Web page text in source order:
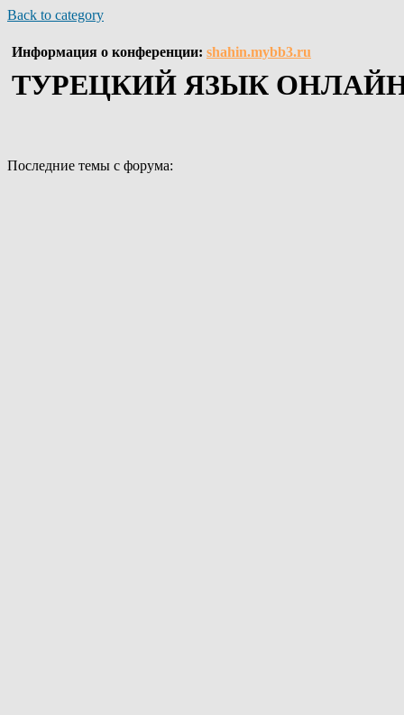
Back to category
Информация о конференции: shahin.mybb3.ru
ТУРЕЦКИЙ ЯЗЫК
Последние темы с форума: